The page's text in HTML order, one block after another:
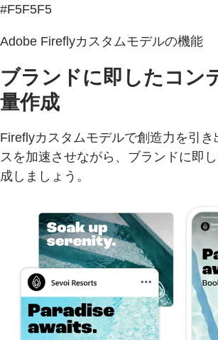
#F5F5F5
Adobe Fireflyカスタムモデルの機能
ブランドに即したコン
量作成
Fireflyカスタムモデルで創造力を引き
スを加速させながら、ブランドに即
成しましょう。